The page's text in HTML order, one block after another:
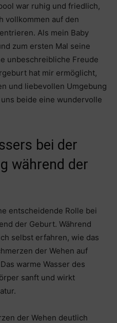
war ruhig und friedlich,
vollkommen auf den
Als mein Baby
zum ersten Mal seine
unbeschreibliche Freude
hat mir ermöglicht,
und liebevollen Umgebung
beide eine wundervolle
bei der
während der
entscheidende Rolle bei
der Geburt. Während
selbst erfahren, wie das
der Wehen auf
warme Wasser des
sanft und wirkt
der Wehen deutlich